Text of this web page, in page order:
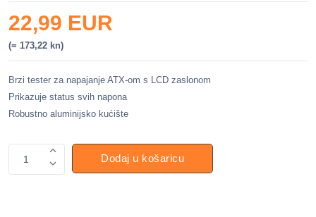
22,99 EUR
(= 173,22 kn)
Brzi tester za napajanje ATX-om s LCD zaslonom
Prikazuje status svih napona
Robustno aluminijsko kućište
1 Dodaj u košaricu